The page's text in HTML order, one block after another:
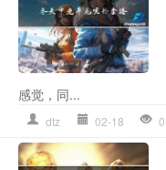
感觉，同...
dtz 02-18 0